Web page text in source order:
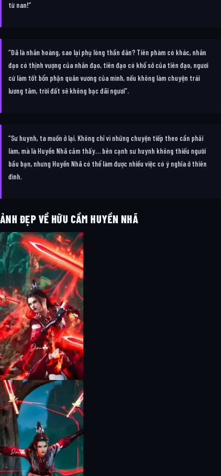
từ nan!”
“Đã là nhân hoàng, sao lại phụ lòng thần dân? Tiên phàm có khác, nhân
đạo có thịnh vượng của nhân đạo, tiên đạo có khổ sở của tiên đạo, ngươi
cứ làm tốt bổn phận quân vương của mình, nếu không làm chuyện trái
lương tâm, trời đất sẽ không bạc đãi ngươi”.
“Sư huynh, ta muốn ở lại. Không chỉ vì những chuyện tiếp theo cần phải
làm, mà là Huyền Nhã cảm thấy… bên cạnh sư huynh không thiếu người
bầu bạn, nhưng Huyền Nhã có thể làm được nhiều việc có ý nghĩa ở thiên
đình.
ẢNH ĐẸP VỀ HỮU CẦM HUYỀN NHÃ